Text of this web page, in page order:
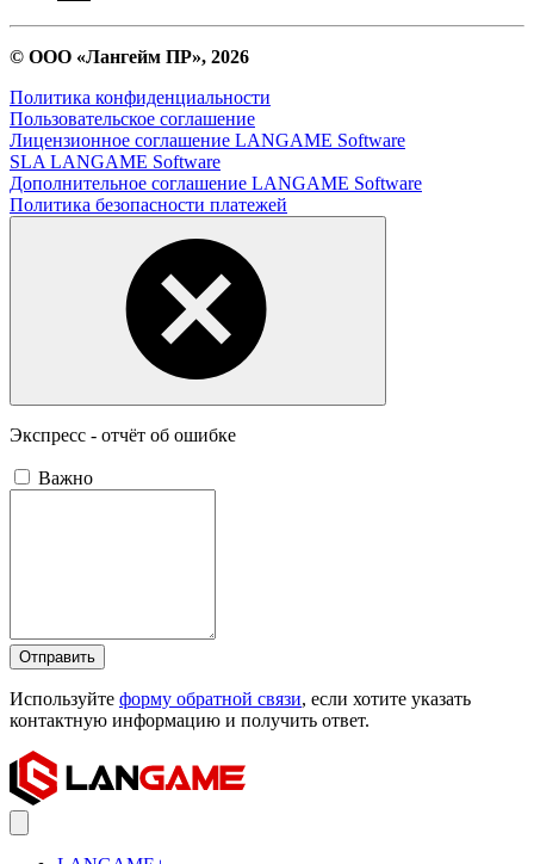
© ООО «Лангейм ПР», 2026
Политика конфиденциальности
Пользовательское соглашение
Лицензионное соглашение LANGAME Software
SLA LANGAME Software
Дополнительное соглашение LANGAME Software
Политика безопасности платежей
Экспресс - отчёт об ошибке
Важно
Отправить
Используйте форму обратной связи, если хотите указать
контактную информацию и получить ответ.